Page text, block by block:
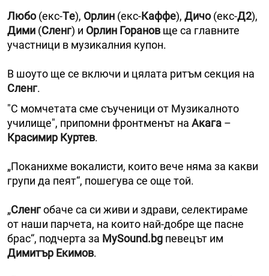
Любо(екс-Tе), Орлин (екс-Каффе), Дичо(екс-Д2),
Дими (Сленг) и Орлин Горанов ще са главните
участници в музикалния купон.
В шоуто ще се включи и цялата ритъм секция на
Сленг.
"С момчетата сме съученици от Музикалното
училище", припомни фронтменът на Акага –
Красимир Куртев.
„Поканихме вокалисти, които вече няма за какви
групи да пеят“, пошегува се още той.
„Сленгобаче са си живи и здрави, селектираме
от наши парчета, на които най-добре ще пасне
брас“, подчерта за MySound.bg певецът им
Димитър Екимов.